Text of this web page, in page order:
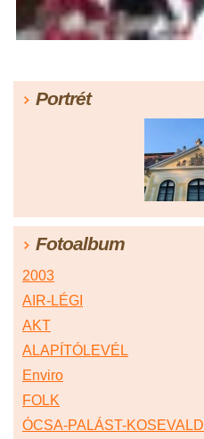
Portrét
Fotoalbum
2003
AIR-LÉGI
AKT
ALAPÍTÓLEVÉL
Enviro
FOLK
ÓCSA-PALÁST-KOSEVALD